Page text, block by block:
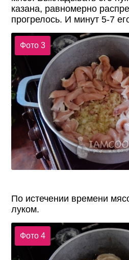
казана, равномерно
прогрелось. И минут 5-7
Фото 3
По истечении времени
луком.
Фото 4